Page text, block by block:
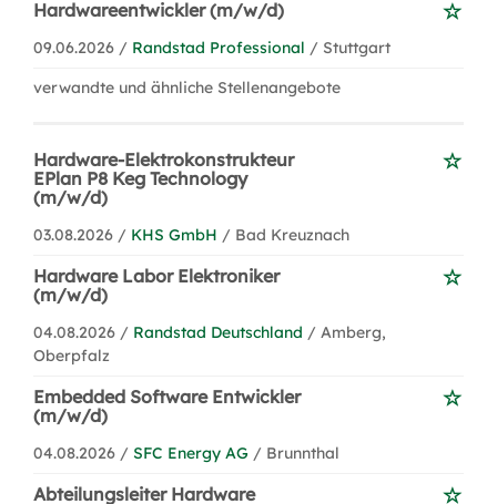
Hardwareentwickler (m/w/d)
09.06.2026 / Randstad Professional / Stuttgart
verwandte und ähnliche Stellenangebote
Hardware-Elektrokonstrukteur
EPlan P8 Keg Technology
(m/w/d)
03.08.2026 / KHS GmbH / Bad Kreuznach
Hardware Labor Elektroniker
(m/w/d)
04.08.2026 / Randstad Deutschland / Amberg,
Oberpfalz
Embedded Software Entwickler
(m/w/d)
04.08.2026 / SFC Energy AG / Brunnthal
Abteilungsleiter Hardware